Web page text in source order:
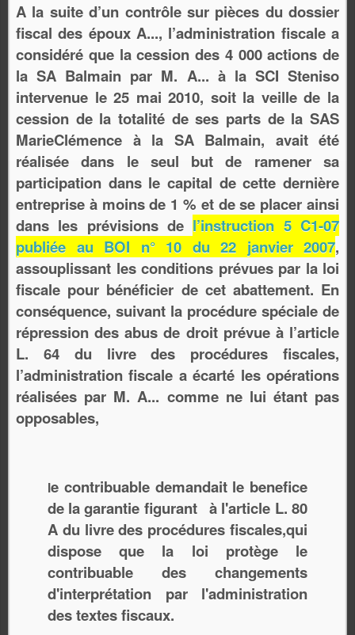
A la suite d’un contrôle sur pièces du dossier
fiscal des époux A..., l’administration fiscale a
considéré que la cession des 4 000 actions de
la SA Balmain par M. A... à la SCI Steniso
intervenue le 25 mai 2010, soit la veille de la
cession de la totalité de ses parts de la SAS
MarieClémence à la SA Balmain, avait été
réalisée dans le seul but de ramener sa
participation dans le capital de cette dernière
entreprise à moins de 1 % et de se placer ainsi
dans les prévisions de l’instruction 5 C1-07
publiée au BOI n° 10 du 22 janvier 2007,
assouplissant les conditions prévues par la loi
fiscale pour bénéficier de cet abattement. En
conséquence, suivant la procédure spéciale de
répression des abus de droit prévue à l’article
L. 64 du livre des procédures fiscales,
l’administration fiscale a écarté les opérations
réalisées par M. A... comme ne lui étant pas
opposables,
le contribuable demandaitle benefice
de la garantie figurant à l'article L. 80
A du livre des procédures fiscales,qui
dispose que la loi protège le
contribuable des changements
d'interprétation par l'administration
des textes fiscaux.